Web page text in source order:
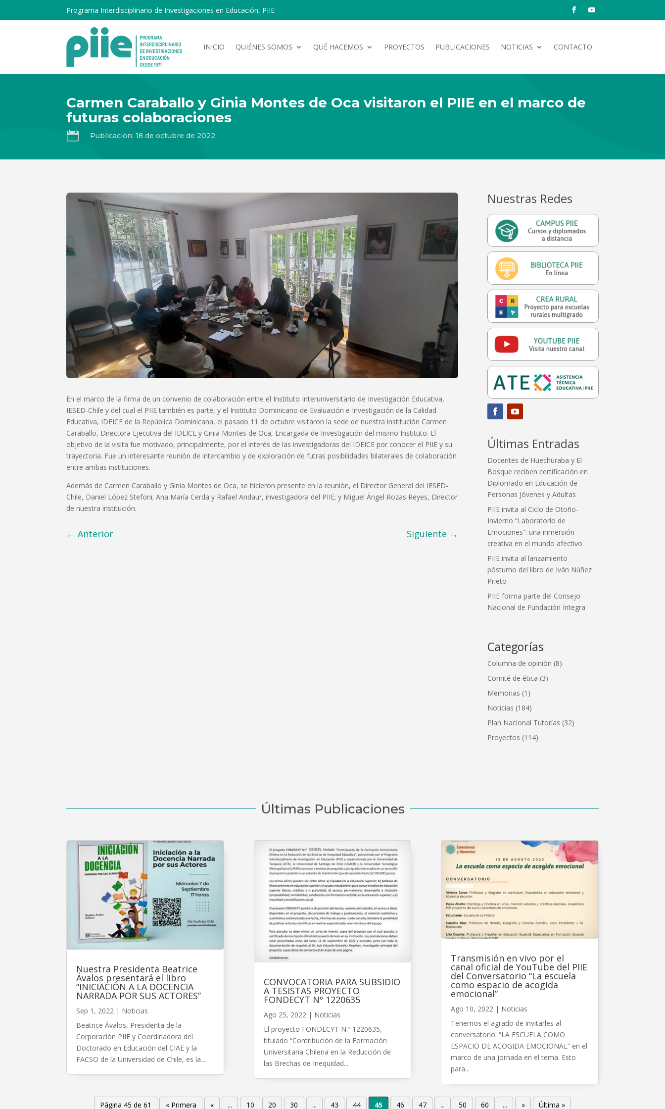
Programa Interdisciplinario de Investigaciones en Educación, PIIE
INICIO QUIÉNES SOMOS QUÉ HACEMOS PROYECTOS PUBLICACIONES NOTICIAS CONTACTO
Carmen Caraballo y Ginia Montes de Oca visitaron el PIIE en el marco de
futuras colaboraciones
 Publicación: 18 de octubre de 2022
En el marco de la firma de un convenio de colaboración entre el Instituto Interuniversitario de Investigación Educativa,
IESED-Chile y del cual el PIIE también es parte, y el Instituto Dominicano de Evaluación e Investigación de la Calidad
Educativa, IDEICE de la República Dominicana, el pasado 11 de octubre visitaron la sede de nuestra institución Carmen
Caraballo, Directora Ejecutiva del IDEICE y Ginia Montes de Oca, Encargada de Investigación del mismo Instituto. El
objetivo de la visita fue motivado, principalmente, por el interés de las investigadoras del IDEICE por conocer el PIIE y su
trayectoria. Fue un interesante reunión de intercambio y de exploración de futras posibilidades bilaterales de colaboración
entre ambas instituciones.
Además de Carmen Caraballo y Ginia Montes de Oca, se hicieron presente en la reunión, el Director General del IESED-
Chile, Daniel López Stefoni; Ana María Cerda y Rafael Andaur, investigadora del PIIE; y Miguel Ángel Rozas Reyes, Director
de nuestra institución.
←Anterior Siguiente →
Nuestras Redes
Últimas Entradas
Docentes de Huechuraba y El
Bosque reciben certificación en
Diplomado en Educación de
Personas Jóvenes y Adultas
PIIE invita al Ciclo de Otoño-
Invierno “Laboratorio de
Emociones”: una inmersión
creativa en el mundo afectivo
PIIE invita al lanzamiento
póstumo del libro de Iván Núñez
Prieto
PIIE forma parte del Consejo
Nacional de Fundación Integra
Categorías
Columna de opinión (8)
Comité de ética (3)
Memorias (1)
Noticias (184)
Plan Nacional Tutorías (32)
Proyectos (114)
Últimas Publicaciones
Nuestra Presidenta Beatrice
Ávalos presentará el libro
“INICIACIÓN A LA DOCENCIA
NARRADA POR SUS ACTORES”
Sep 1, 2022 | Noticias
Beatrice Ávalos, Presidenta de la
Corporación PIIE y Coordinadora del
Doctorado en Educación del CIAE y la
FACSO de la Universidad de Chile, es la...
CONVOCATORIA PARA SUBSIDIO
A TESISTAS PROYECTO
FONDECYT Nº 1220635
Ago 25, 2022 | Noticias
El proyecto FONDECYT N.º 1220635,
titulado “Contribución de la Formación
Universitaria Chilena en la Reducción de
las Brechas de Inequidad...
Transmisión en vivo por el
canal oficial de YouTube del PIIE
del Conversatorio “La escuela
como espacio de acogida
emocional”
Ago 10, 2022| Noticias
Tenemos el agrado de invitarles al
conversatorio: “LA ESCUELA COMO
ESPACIO DE ACOGIDA EMOCIONAL” en el
marco de una jornada en el tema. Esto
para...
Página 45 de 61 « Primera « ... 10 20 30 ... 43 44 45 46 47 ... 50 60 ... » Última »